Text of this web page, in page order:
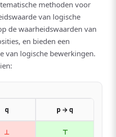
methoden voor
van logische
de waarheidswaarden van
en bieden een
van logische bewerkingen.
q p → q
⊥ ⊤